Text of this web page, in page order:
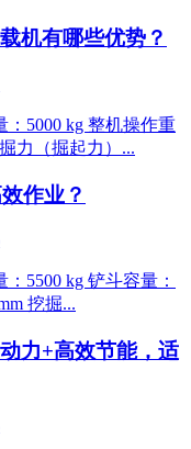
机有哪些优势？
5000 kg 整机操作重
力（掘起力）...
作业？
5500 kg 铲斗容量：
挖掘...
力+高效节能，适